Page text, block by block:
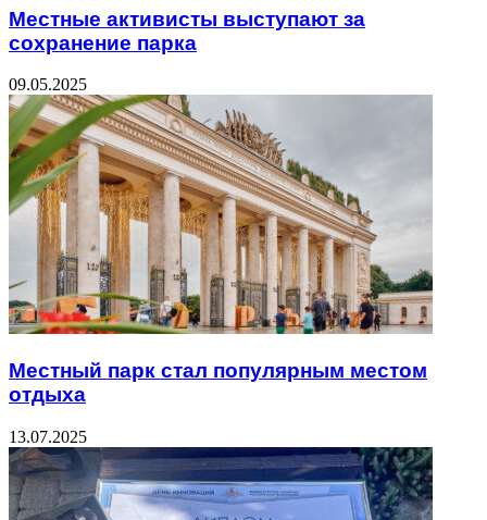
Местные активисты выступают за
сохранение парка
09.05.2025
Местный парк стал популярным местом
отдыха
13.07.2025